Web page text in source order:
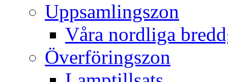
Uppsamlingszon
Våra nordliga
Överföringszon